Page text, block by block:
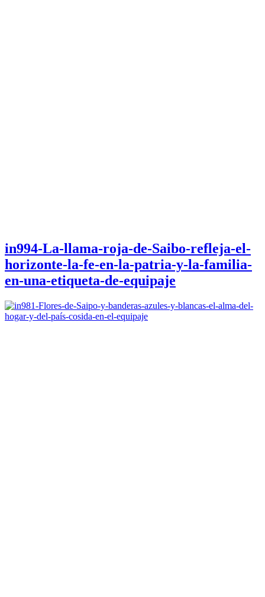
in994-La-llama-roja-de-Saibo-refleja-el-
horizonte-la-fe-en-la-patria-y-la-familia-
en-una-etiqueta-de-equipaje